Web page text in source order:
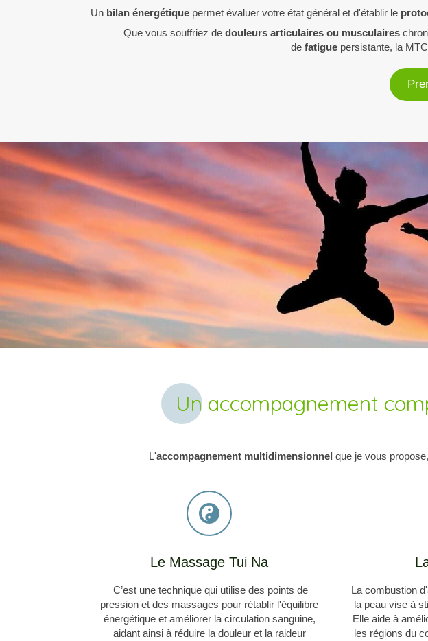
Un bilan énergétique permet évaluer votre état général et d'établir le
Que vous souffriez de douleurs articulaires ou musculaires
de fatigue persistante, la
Un accompagnement
L'accompagnement multidimensionnel que je vous
Le Massage Tui Na
C’est une technique qui utilise des points de
pression et des massages pour rétablir l'équilibre
énergétique et améliorer la circulation sanguine,
aidant ainsi à réduire la douleur et la raideur
La combustion
la peau vise à
Elle aide à
les régions du